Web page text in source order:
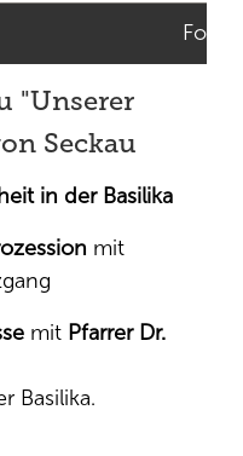
"Unserer
Seckau
in der Basilika
mit
mit Pfarrer Dr.
Basilika.